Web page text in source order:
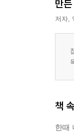
만
저자,
책
한때